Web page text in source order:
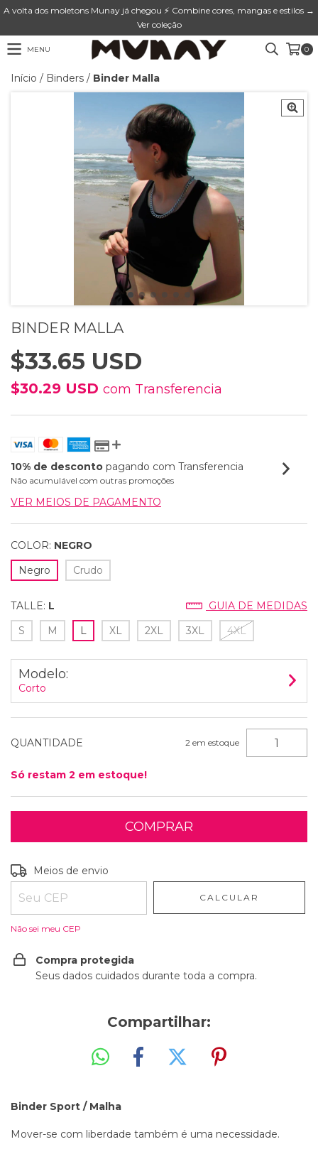
A volta dos moletons Munay já chegou ⚡ Combine cores, mangas e estilos →
Ver coleção
MENU 0
Início / Binders / Binder Malla
BINDER MALLA
$33.65 USD
$30.29 USD com Transferencia
10% de desconto pagando com Transferencia
Não acumulável com outras promoções
VER MEIOS DE PAGAMENTO
COLOR: NEGRO
Negro
Crudo
TALLE: L
GUIA DE MEDIDAS
S
M L XL 2XL 3XL 4XL
Modelo:
Corto
QUANTIDADE 2 em estoque
Só restam 2 em estoque!
Entregas para o CEP:
Meios de envio
CALCULAR
Não sei meu CEP
Compra protegida
Seus dados cuidados durante toda a compra.
Compartilhar:
Binder Sport / Malha
Mover-se com liberdade também é uma necessidade.